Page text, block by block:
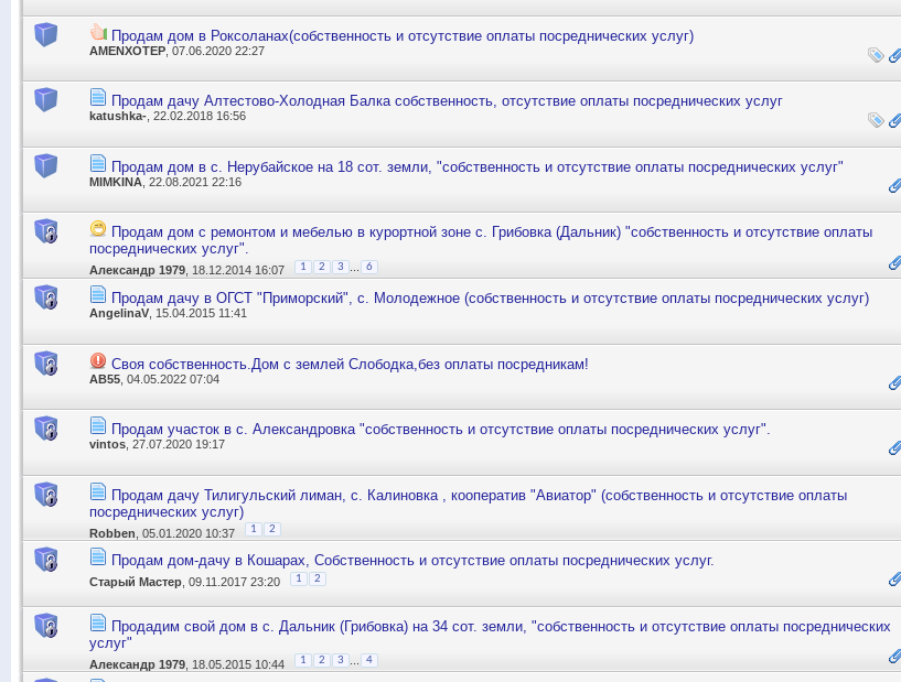
Продам дом в Роксоланах(собственность и отсутствие оплаты посреднических услуг)
AMENXOTEP , 07.06.2020 22:27
Продам дачу Алтестово-Холодная Балка собственность, отсутствие оплаты посреднических услуг
katushka-, 22.02.2018 16:56
Продам дом в с. Нерубайское на 18 сот. земли, "собственность и отсутствие оплаты посреднических услуг"
MIMKINA , 22.08.2021 22:16
Продам дом с ремонтом и мебелью в курортной зоне с. Грибовка (Дальник) "собственность и отсутствие оплаты
посреднических услуг".
Александр 1979 , 18.12.2014 16:07 1 2 3 6
Продам дачу в ОГСТ "Приморский", с. Молодежное (собственность и отсутствие оплаты посреднических услуг)
AngelinaV , 15.04.2015 11:41
Своя собственность.Дом с землей Слободка,без оплаты посредникам!
АВ55 , 04.05.2022 07:04
Продам участок в с. Александровка "собственность и отсутствие оплаты посреднических услуг".
vintos , 27.07.2020 19:17
Продам дачу Тилигульский лиман, с. Калиновка , кооператив "Авиатор" (собственность и отсутствие оплаты
посреднических услуг)
Robben , 05.01.2020 10:37 1 2
Продам дом-дачу в Кошарах, Собственность и отсутствие оплаты посреднических услуг.
Старый Мастер , 09.11.2017 23:20 1 2
Продадим свой дом в с. Дальник (Грибовка) на 34 сот. земли, "собственность и отсутствие оплаты посреднических
услуг"
Александр 1979 , 18.05.2015 10:44 1 2 3 ... 4